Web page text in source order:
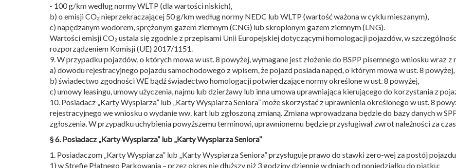
- 100 g/km według normy WLTP (dla wartości niskich),
b) o emisji CO₂ nieprzekraczającej 50 g/km według normy NEDC lub WLTP (wartość ważona w cyklu mieszanym),
c) napędzanym wodorem, sprężonym gazem ziemnym (CNG) lub skroplonym gazem ziemnym (LNG).
Wartości emisji CO₂ ustala się zgodnie z przepisami Unii Europejskiej dotyczącymi homologacji pojazdów, w
rozporządzeniem Komisji (UE) 2017/1151.
9. W przypadku pojazdów, o których mowa w ust. 8 powyżej, wymagane jest złożenie do BSPP pisemnego wniosku wraz
a) dowodu rejestracyjnego pojazdu samochodowego z wpisem, że pojazd posiada napęd, o którym mowa w ust. 8 powyżej,
b) świadectwo zgodności WE bądź świadectwo homologacji potwierdzające normy określone w ust. 8 powyżej,
c) umowy leasingu, umowy użyczenia, najmu lub dzierżawy lub inna umowa uprawniająca kierującego do korzystania z
10. Posiadacz „Karty Wyspiarza” lub „Karty Wyspiarza Seniora” może skorzystać z uprawnienia określonego w ust. 8
rejestracyjnego we wniosku o wydanie ww. kart lub zgłoszoną zmianą. Zmiana wprowadzana będzie do bazy danych w
zgłoszenia. W przypadku uchybienia powyższemu terminowi, uprawnionemu będzie przysługiwał zwrot należności za
§ 6. Posiadacz „Karty Wyspiarza” lub „Karty Wyspiarza Seniora”
1. Posiadaczom „Karty Wyspiarza” lub „Karty Wyspiarza Seniora” przysługuje prawo do stawki zero-wej za postój
1) w Strefie Płatnego Parkowania – przez okres nie dłuższy niż 3 godziny dziennie w dniach od poniedziałku do piątku;